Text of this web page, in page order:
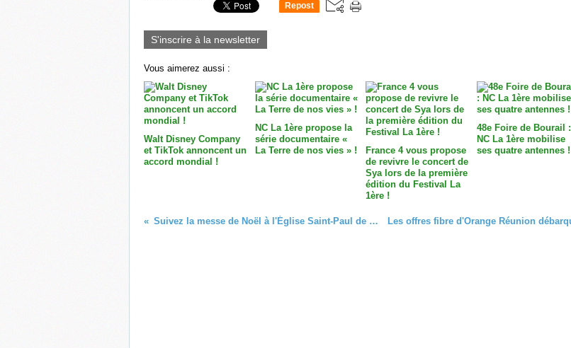
Repost
S'inscrire à la newsletter
Vous aimerez aussi :
Walt Disney Company
et TikTok annoncent un
accord mondial !
NC La 1ère propose la
série documentaire «
La Terre de nos vies » !
France 4 vous propose
de revivre le concert de
Sya lors de la première
édition du Festival La
1ère !
48e Foire de Bourail :
NC La 1ère mobilise
ses quatre antennes !
Suivez la messe de Noël à l'Église Saint-Paul de Mahina sur Polynésie la 1ère !